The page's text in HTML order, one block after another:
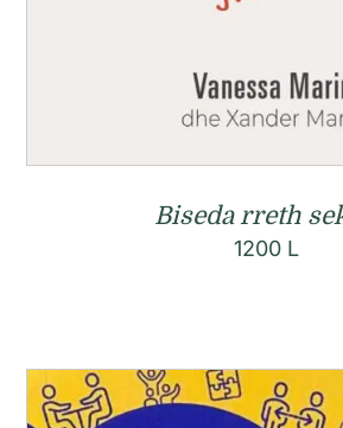
Biseda rreth
1200 L